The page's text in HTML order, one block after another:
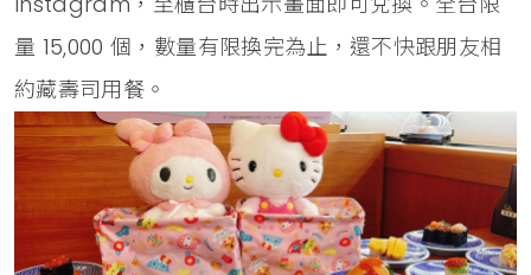
量 15,000 個，數量有限換完為止，還不快跟朋友相
約藏壽司用餐。